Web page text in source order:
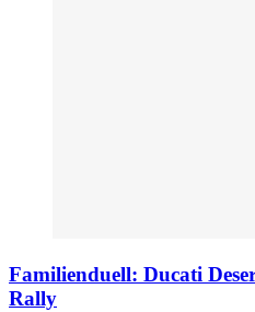
Familienduell: Ducati
Rally